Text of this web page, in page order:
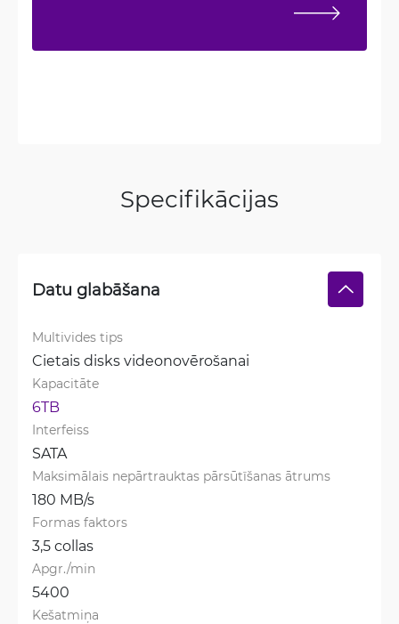
Specifikācijas
Datu glabāšana
Multivides tips
Cietais disks videonovērošanai
Kapacitāte
6TB
Interfeiss
SATA
Maksimālais nepārtrauktas pārsūtīšanas ātrums
180 MB/s
Formas faktors
3,5 collas
Apgr./min
5400
Kešatmiņa